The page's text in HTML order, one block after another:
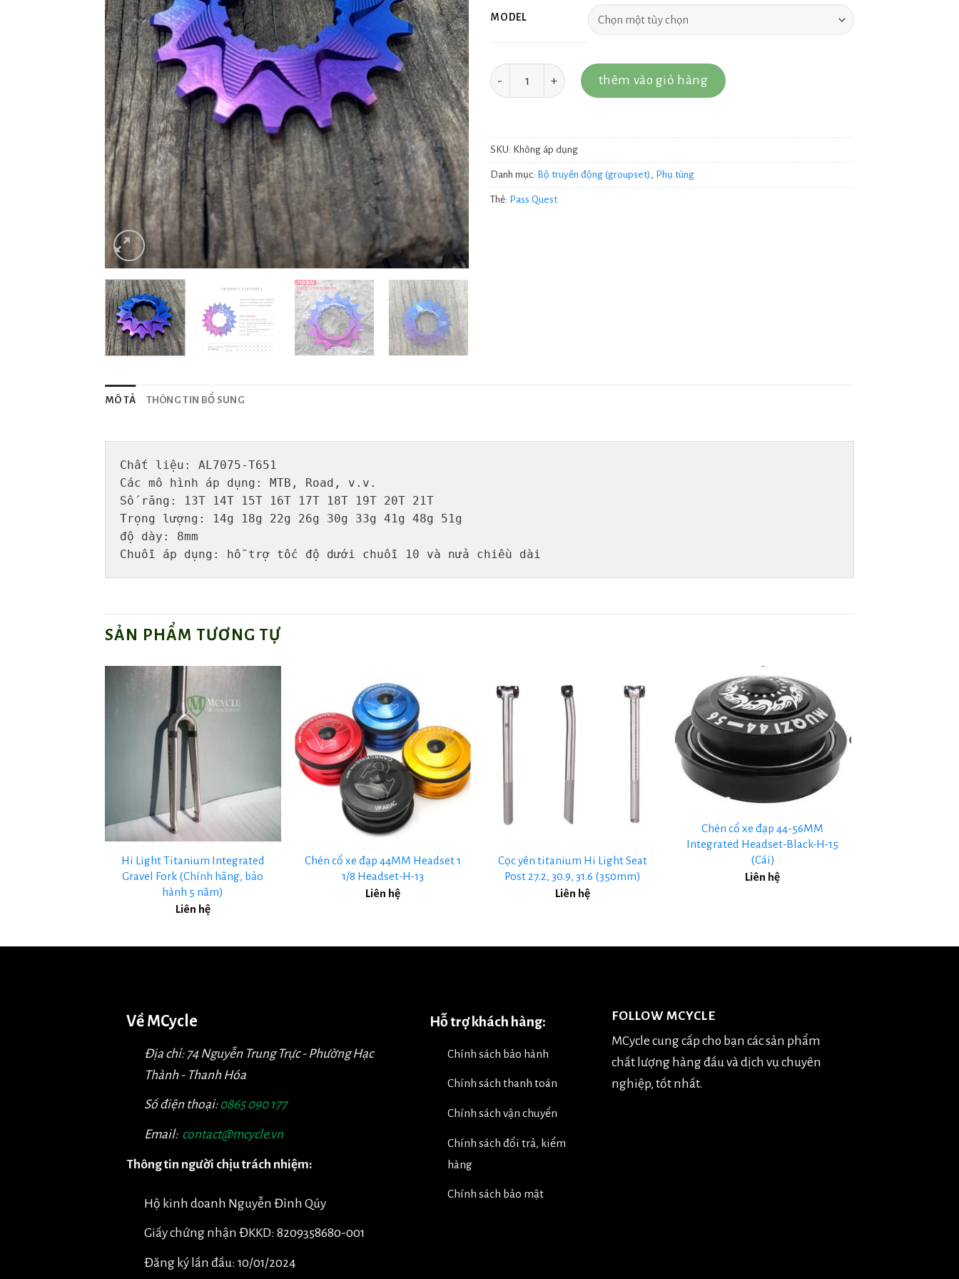
MODEL
Số lượng
thêm vào giỏ hàng
SKU: Không áp dụng
Danh mục: Bộ truyền động (groupset) , Phụ tùng
Thẻ: Pass Quest
MÔ TẢ THÔNG TIN BỔ SUNG
Chất liệu: AL7075-T651
Các mô hình áp dụng: MTB, Road, v.v.
Số răng: 13T 14T 15T 16T 17T 18T 19T 20T 21T
Trọng lượng: 14g 18g 22g 26g 30g 33g 41g 48g 51g
độ dày: 8mm
Chuỗi áp dụng: hỗ trợ tốc độ dưới chuỗi 10 và nửa chiều dài
SẢN PHẨM TƯƠNG TỰ
+
Hi Light Titanium Integrated
Gravel Fork (Chính hãng, bảo
hành 5 năm)
Liên hệ
Chén cổ xe đạp 44MM Headset 1
1/8 Headset-H-13
Liên hệ
+
Cọc yên titanium Hi Light Seat
Post 27.2, 30.9, 31.6 (350mm)
Liên hệ
Chén cổ xe đạp 44-56MM
Integrated Headset-Black-H-15
(Cái)
Liên hệ
Về MCycle
Địa chỉ: 74 Nguyễn Trung Trực - Phường Hạc
Thành - Thanh Hóa
Số điện thoại: 0865 090 177
Email: contact@mcycle.vn
Thông tin người chịu trách nhiệm:
Hộ kinh doanh Nguyễn Đình Qúy
Giấy chứng nhận ĐKKD: 8209358680-001
Đăng ký lần đầu: 10/01/2024
Hỗ trợ khách hàng:
Chính sách bảo hành
Chính sách thanh toán
Chính sách vận chuyển
Chính sách đổi trả, kiểm
hàng
Chính sách bảo mật
FOLLOW MCYCLE
MCycle cung cấp cho bạn các sản phẩm
chất lượng hàng đầu và dịch vụ chuyên
nghiệp, tốt nhất.